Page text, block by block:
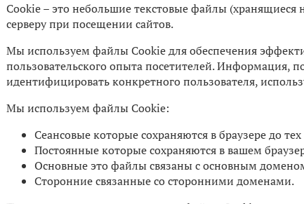
Cookie – это небольшие текстовые файлы (хранящиеся
серверу при посещении сайтов.
Мы используем файлы Cookie для обеспечения
пользовательского опыта посетителей.
идентифицировать конкретного пользователя,
Мы используем файлы Cookie:
Сеансовые которые сохраняются в браузере до
Постоянные которые сохраняются в вашем
Основные это файлы связаны с основным
Сторонние связанные со сторонними доменами.